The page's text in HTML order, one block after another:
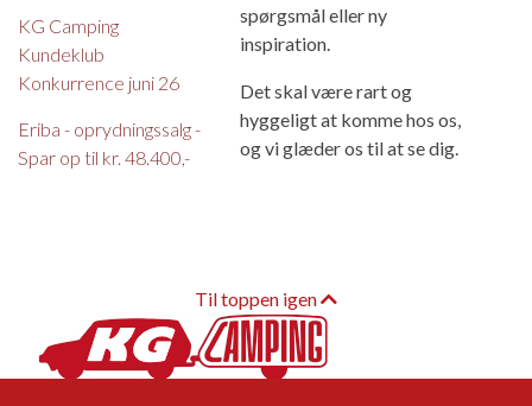
KG Camping
Kundeklub
Konkurrence juni 26
Eriba - oprydningssalg -
Spar op til kr. 48.400,-
spørgsmål eller ny
inspiration.
Det skal være rart og
hyggeligt at komme hos os,
og vi glæder os til at se dig.
Til toppen igen